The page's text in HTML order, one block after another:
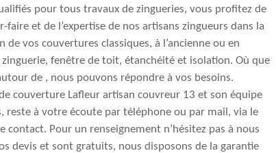
pour tous travaux de zingueries, vous profitez de
faire et de l’expertise de nos artisans zingueurs dans la
de vos couvertures classiques, à l’ancienne ou en
fenêtre de toit, étanchéité et isolation. Où que
de , nous pouvons répondre à vos besoins.
de couverture Lafleur artisan couvreur 13 et son équipe
reste à votre écoute par téléphone ou par mail, via le
contact. Pour un renseignement n’hésitez pas à nous
devis et sont gratuits, nous disposons de la garantie